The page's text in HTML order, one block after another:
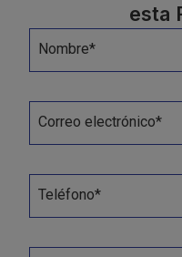
esta
Nombre*
Correo electrónico*
Teléfono*